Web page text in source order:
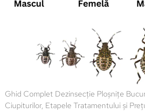
Ghid Complet Dezinsecție Ploșnițe
Ciupiturilor, Etapele Tratamentului și